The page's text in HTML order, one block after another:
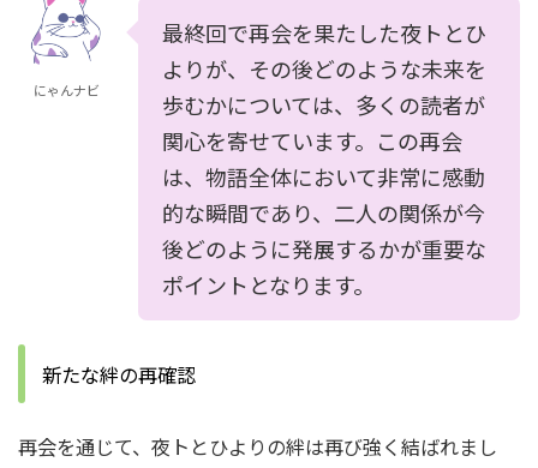
にゃんナビ
最終回で再会を果たした夜トとひ
よりが、その後どのような未来を
歩むかについては、多くの読者が
関心を寄せています。この再会
は、物語全体において非常に感動
的な瞬間であり、二人の関係が今
後どのように発展するかが重要な
ポイントとなります。
新たな絆の再確認
再会を通じて、夜トとひよりの絆は再び強く結ばれまし